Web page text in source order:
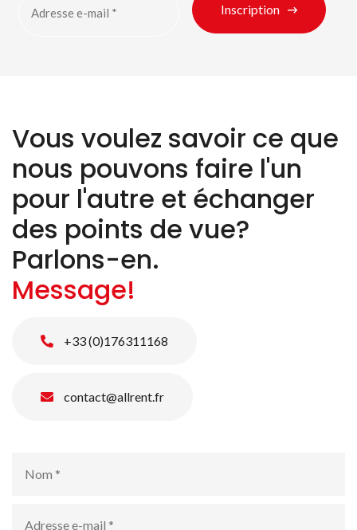
Inscription
Vous voulez savoir ce que
nous pouvons faire l'un
pour l'autre et échanger
des points de vue?
Parlons-en.
Message!
+33 (0)176311168
contact@allrent.fr